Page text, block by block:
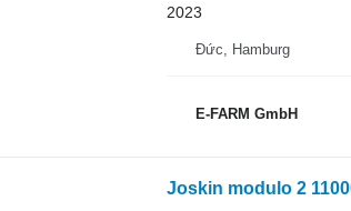
2023
Đức, Hamburg
E-FARM GmbH
Joskin modulo 2